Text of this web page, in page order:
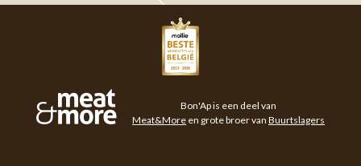
Bon'Ap is een deel van
Meat&More en grote broer van Buurtslagers